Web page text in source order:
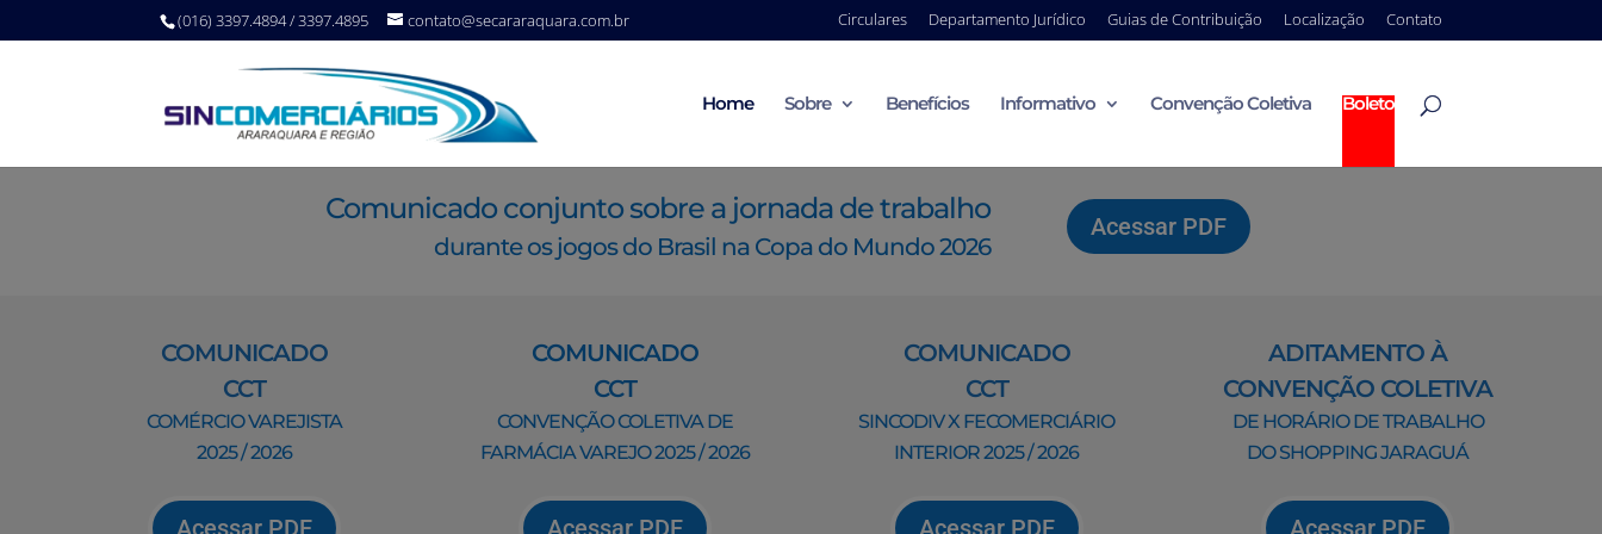
(016) 3397.4894 / 3397.4895 contato@secararaquara.com.br Circulares Departamento Jurídico Guias de Contribuição Localização Contato
Home Sobre Benefícios Informativo Convenção Coletiva Boleto
Comunicado conjunto sobre a jornada de trabalho
durante os jogos do Brasil na Copa do Mundo 2026
Acessar PDF
COMUNICADO
CCT
COMÉRCIO VAREJISTA
2025 / 2026
Acessar PDF
COMUNICADO
CCT
CONVENÇÃO COLETIVA DE
FARMÁCIA VAREJO 2025 / 2026
Acessar PDF
COMUNICADO
CCT
SINCODIV X FECOMERCIÁRIO
INTERIOR 2025 / 2026
Acessar PDF
ADITAMENTO À
CONVENÇÃO COLETIVA
DE HORÁRIO DE TRABALHO
DO SHOPPING JARAGUÁ
Acessar PDF